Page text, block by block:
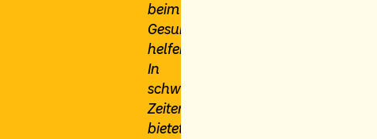
beim
Gesundwerden
helfen.
In
schwierigen
Zeiten
bietet